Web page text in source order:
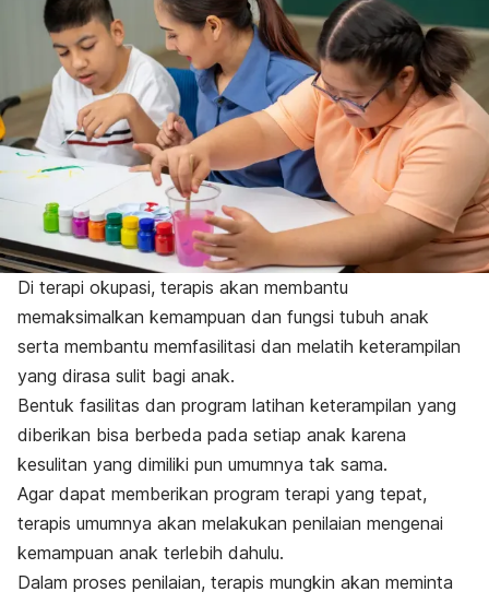
Di terapi okupasi, terapis akan membantu
memaksimalkan kemampuan dan fungsi tubuh anak
serta membantu memfasilitasi dan melatih keterampilan
yang dirasa sulit bagi anak.
Bentuk fasilitas dan program latihan keterampilan yang
diberikan bisa berbeda pada setiap anak karena
kesulitan yang dimiliki pun umumnya tak sama.
Agar dapat memberikan program terapi yang tepat,
terapis umumnya akan melakukan penilaian mengenai
kemampuan anak terlebih dahulu.
Dalam proses penilaian, terapis mungkin akan meminta